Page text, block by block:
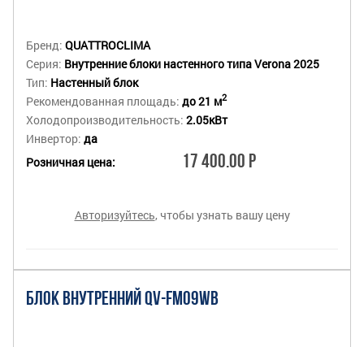
Бренд: QUATTROCLIMA
Серия: Внутренние блоки настенного типа Verona 2025
Тип: Настенный блок
Рекомендованная площадь: до 21 м2
Холодопроизводительность: 2.05кВт
Инвертор: да
Розничная цена:
17 400.00 Р
Авторизуйтесь, чтобы узнать вашу цену
БЛОК ВНУТРЕННИЙ QV-FM09WB